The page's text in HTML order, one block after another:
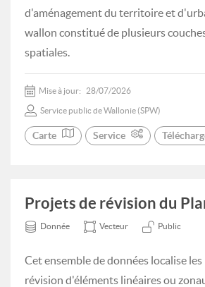
d'aménagement du territoire et
wallon constitué de plusieurs
spatiales.
Mise à jour: 28/07/2026
Service public de Wallonie (SPW)
Carte Service
Projets de révision du
Donnée Vecteur Public
Cet ensemble de données localise
révision d'éléments linéaires ou